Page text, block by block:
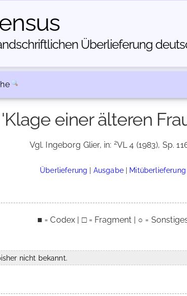
Über­lieferung
'Klage einer älteren
Vgl. Ingeborg Glier, in: 2VL 4 (1983), Sp.
Überlieferung | Ausgabe| Mitüberlieferung
■ = Codex | □ = Fragment | ○ =
nicht bekannt.